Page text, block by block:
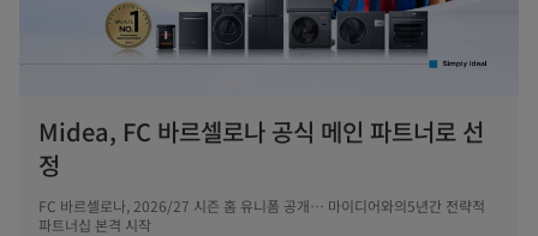
Midea, FC 바르셀로나 공식 메인 파트너로 선
정
FC 바르셀로나, 2026/27 시즌 홈 유니폼 공개… 마이디어와의5년간 전략적
파트너십 본격 시작